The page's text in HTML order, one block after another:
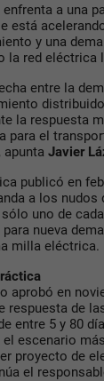
enfrenta a una
está
y una
la red
entre la
la respuesta
para el
apunta Javier
publicó en
a los nudos
uno de
nueva
milla eléctrica.
aprobó en
respuesta de
entre 5 y 80
escenario
proyecto de
el